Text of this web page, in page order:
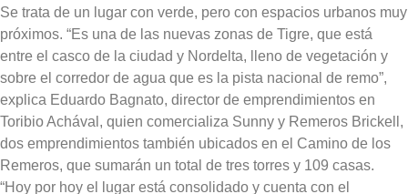
Se trata de un lugar con verde, pero con espacios urbanos muy
próximos. “Es una de las nuevas zonas de Tigre, que está
entre el casco de la ciudad y Nordelta, lleno de vegetación y
sobre el corredor de agua que es la pista nacional de remo”,
explica Eduardo Bagnato, director de emprendimientos en
Toribio Achával, quien comercializa Sunny y Remeros Brickell,
dos emprendimientos también ubicados en el Camino de los
Remeros, que sumarán un total de tres torres y 109 casas.
“Hoy por hoy el lugar está consolidado y cuenta con el